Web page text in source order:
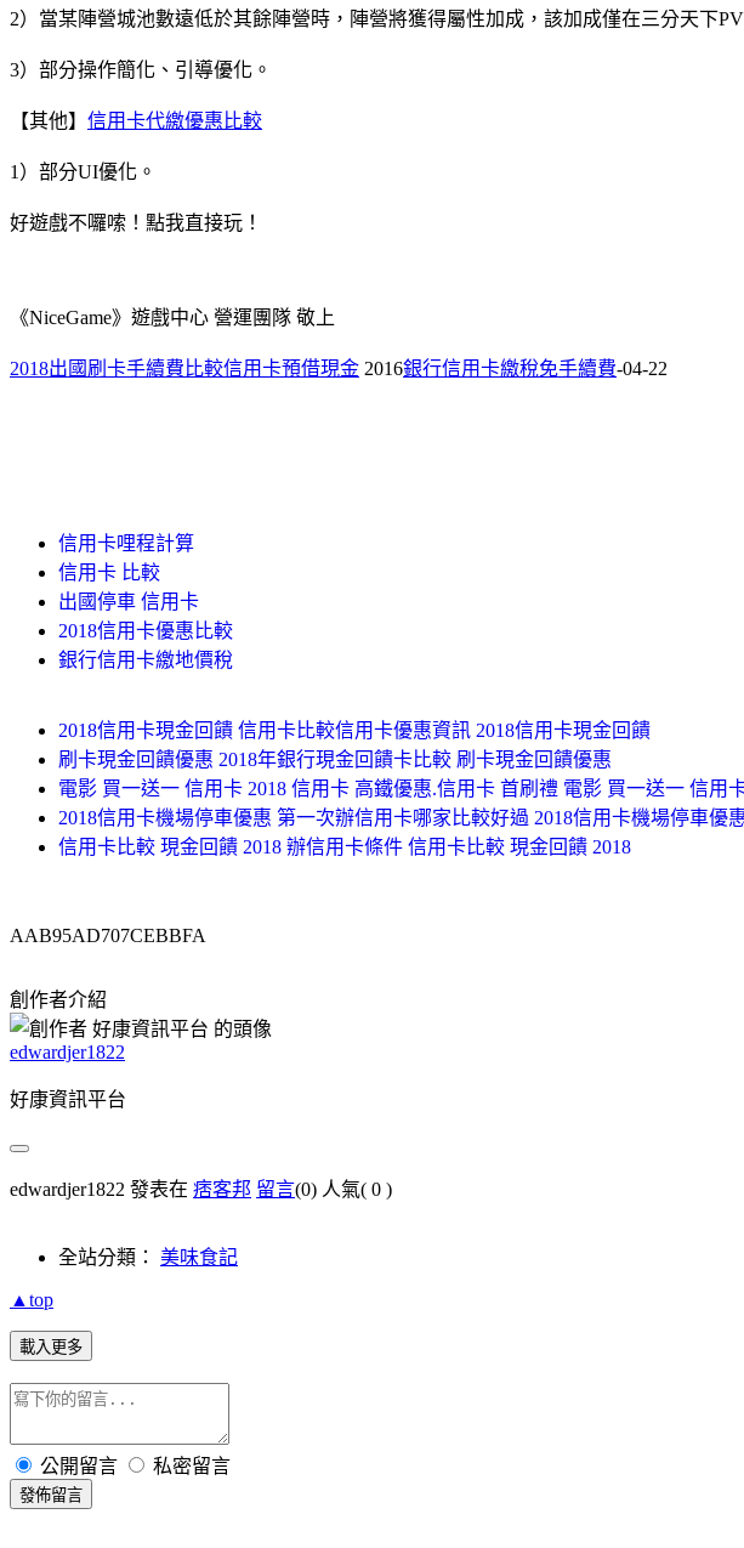
2）當某陣營城池數遠低於其餘陣營時，陣營將獲得屬性加成，該加成僅在三分天下
3）部分操作簡化、引導優化。
【其他】 信用卡代繳優惠比較
1）部分UI優化。
好遊戲不囉嗦！點我直接玩！
《NiceGame》遊戲中心 營運團隊 敬上
2018出國刷卡手續費比較信用卡預借現金 2016銀行信用卡繳稅免手續費-04-22
信用卡哩程計算
信用卡 比較
出國停車 信用卡
2018信用卡優惠比較
銀行信用卡繳地價稅
2018信用卡現金回饋 信用卡比較信用卡優惠資訊 2018信用卡現金回饋
刷卡現金回饋優惠 2018年銀行現金回饋卡比較 刷卡現金回饋優惠
電影 買一送一 信用卡 2018 信用卡 高鐵優惠.信用卡 首刷禮 電影 買一送一 信用
2018信用卡機場停車優惠 第一次辦信用卡哪家比較好過 2018信用卡機場停車優
信用卡比較 現金回饋 2018 辦信用卡條件 信用卡比較 現金回饋 2018
AAB95AD707CEBBFA
創作者介紹
edwardjer1822
好康資訊平台
edwardjer1822 發表在 痞客邦 留言(0) 人氣( 0 )
全站分類： 美味食記
▲top
載入更多
公開留言 私密留言
發佈留言